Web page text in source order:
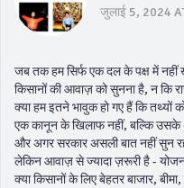
जुलाई 5, 2024
जब तक हम सिर्फ एक दल के पक्ष में
किसानों की आवाज़ को सुनना है, न कि
क्या हम इतने भावुक हो गए हैं कि तथ्यों
एक कानून के खिलाफ नहीं, बल्कि उसके
और अगर सरकार असली बात नहीं सुन
लेकिन आवाज़ से ज्यादा ज़रूरी है -
क्या किसानों के लिए बेहतर बाजार,